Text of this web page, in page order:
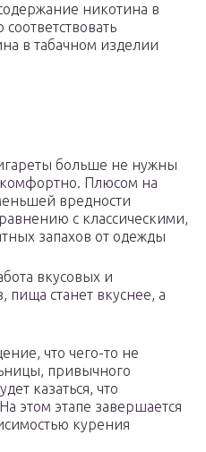
никотина в
в табачном изделии
больше не нужны
Плюсом на
вредности
с классическими,
запахов от одежды
вкусовых и
пища станет вкуснее, а
что чего-то не
привычного
казаться, что
этом этапе завершается
курения